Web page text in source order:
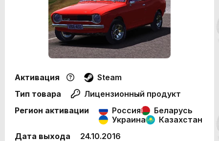
Активация
Steam
Тип товара
Лицензионный продукт
Регион активации
Россия
Беларусь
Украина
Казахстан
Дата выхода
24.10.2016